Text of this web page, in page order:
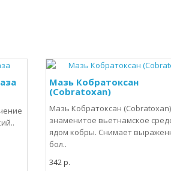
Мазь Кобратоксан
(Cobratoxan)
Мазь Кобратоксан
знаменитое вьетнамское
ядом кобры. Снимает
бол..
342 р.